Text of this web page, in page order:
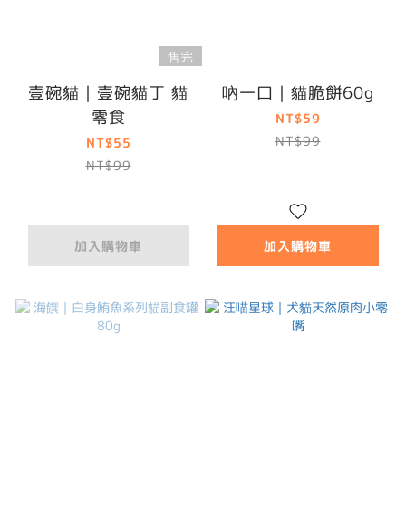
售完
壹碗貓｜壹碗貓丁 貓
零食
NT$55
NT$99
加入購物車
吶一口｜貓脆餅60g
NT$59
NT$99
加入購物車